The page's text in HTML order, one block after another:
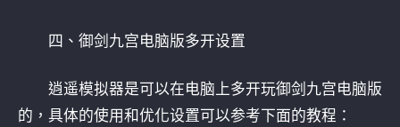
四、御剑九宫电脑版多开设置
逍遥模拟器是可以在电脑上多开玩御剑九宫电脑版
的，具体的使用和优化设置可以参考下面的教程：